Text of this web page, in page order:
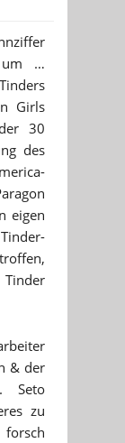
um …
Girls
30
des
eigen
& der
Seto
zu